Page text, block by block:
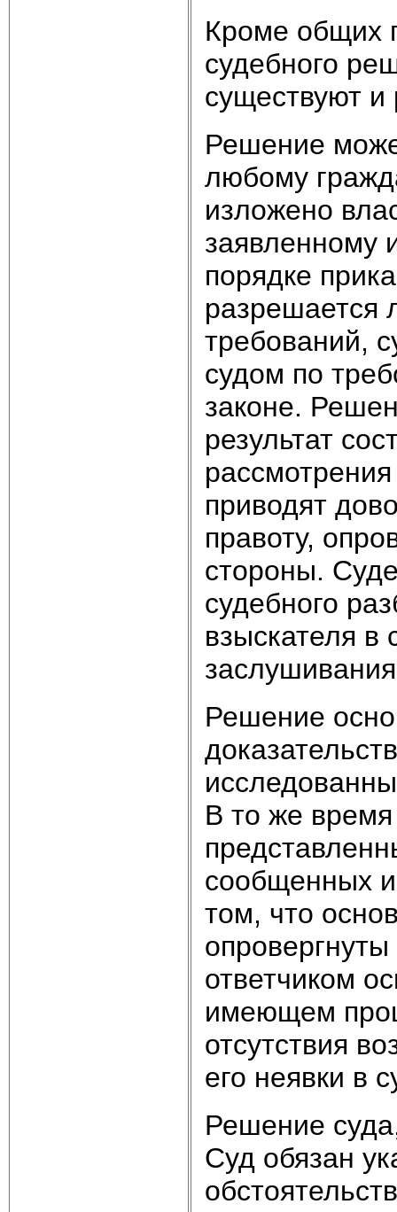
Кроме общих
судебного
существуют и
Решение
любому
изложено
заявленному
порядке
разрешается
требований,
судом по
законе.
результат
приводят
правоту,
стороны.
судебного
взыскателя в
Решение
В то же время
сообщенных
том, что
ответчиком
имеющем
отсутствия
его неявки в
Решение
Суд обязан